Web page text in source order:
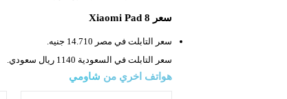
سعر Xiaomi Pad 8
سعر التابلت في مصر 14.710 جنيه.
سعر التابلت في السعودية 1140 ريال سعودي.
هواتف اخري من شاومي